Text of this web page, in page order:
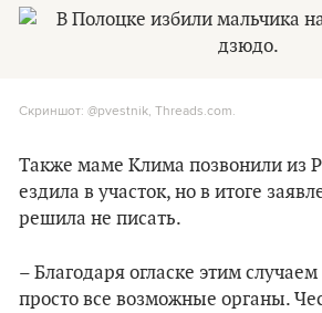
Скриншот: @pvestnik, Threads.com.
Также маме Клима позвонили из
ездила в участок, но в итоге
решила не писать.
– Благодаря огласке этим
просто все возможные органы.